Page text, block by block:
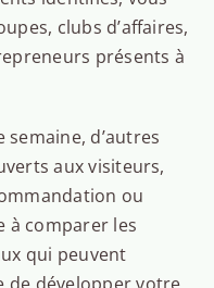
clubs d’affaires,
présents à
d’autres
aux visiteurs,
ou
à comparer les
qui peuvent